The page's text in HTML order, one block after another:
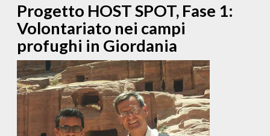
Progetto HOST SPOT, Fase 1:
Volontariato nei campi
profughi in Giordania